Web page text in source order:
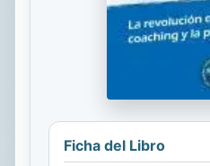
Ficha del Libro